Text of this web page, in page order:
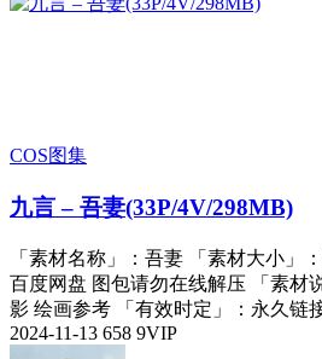
COS图集
九言 – 吾妻(33P/4V/298MB)
「素材名称」：吾妻 「素材大小」
百度网盘 图包请勿在线解压 「素材
影 绘画参考 「有效时定」：永久链
2024-11-13 658 9VIP